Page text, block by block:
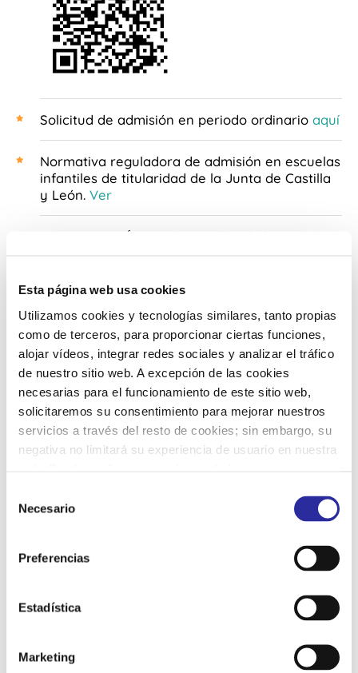
Esta página web usa cookies
Utilizamos cookies y tecnologías similares, tanto propias
como de terceros, para proporcionar ciertas funciones,
alojar vídeos, integrar redes sociales y analizar el tráfico
de nuestro sitio web. A excepción de las cookies
necesarias para el funcionamiento de este sitio web,
solicitaremos su consentimiento para mejorar nuestros
servicios a través del resto de cookies; sin embargo, su
negativa no limitará su experiencia de usuario en nuestra
más información, puede consultar nuestra
Política de
Necesario
Preferencias
Estadística
Marketing
Solicitud de admisión en periodo ordinario aquí
Normativa reguladora de admisión en escuelas
infantiles de titularidad de la Junta de Castilla
y León. Ver
SEDE ELECTRÓNICA de Castilla y león
Normativamunicipal
CONCEJALÍA DE EDUCACIÓN Y
CULTURA
AYUNTAMIENTO DE VALLADOLID
Centro de Escuelas Infantiles
San Benito, 1
Teléfono: 983 426 470 - 983 426 100, ext. 7028
Escuelas Infantiles | Portal Web del
Ayuntamiento de Valladolid
NORMATIVA AYUNTAMIENTO DE VALLADOLID
DE 0 A 3 AÑOS | Portal Web del Ayuntamiento